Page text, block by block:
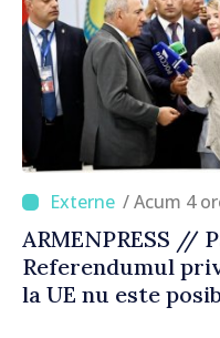
/ Acum 4
ARMENPRESS //
Referendumul
la UE nu este